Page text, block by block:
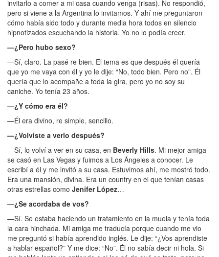
invitarlo a comer a mi casa cuando venga (risas). No respondió,
pero si viene a la Argentina lo invitamos. Y ahí me preguntaron
cómo había sido todo y durante media hora todos en silencio
hipnotizados escuchando la historia. Yo no lo podía creer.
—¿Pero hubo sexo?
—Sí, claro. La pasé re bien. El tema es que después él quería
que yo me vaya con él y yo le dije: “No, todo bien. Pero no”. Él
quería que lo acompañe a toda la gira, pero yo no soy su
caniche. Yo tenía 23 años.
—¿Y cómo era él?
—Él era divino, re simple, sencillo.
—¿Volviste a verlo después?
—Sí, lo volví a ver en su casa, en Beverly Hills. Mi mejor amiga
se casó en Las Vegas y fuimos a Los Ángeles a conocer. Le
escribí a él y me invitó a su casa. Estuvimos ahí, me mostró todo.
Era una mansión, divina. Era un country en el que tenían casas
otras estrellas como Jenifer López…
—¿Se acordaba de vos?
—Sí. Se estaba haciendo un tratamiento en la muela y tenía toda
la cara hinchada. Mi amiga me traducía porque cuando me vio
me preguntó si había aprendido inglés. Le dije: “¿Vos aprendiste
a hablar español?” Y me dice: “No”. Él no sabía decir ni hola. Si